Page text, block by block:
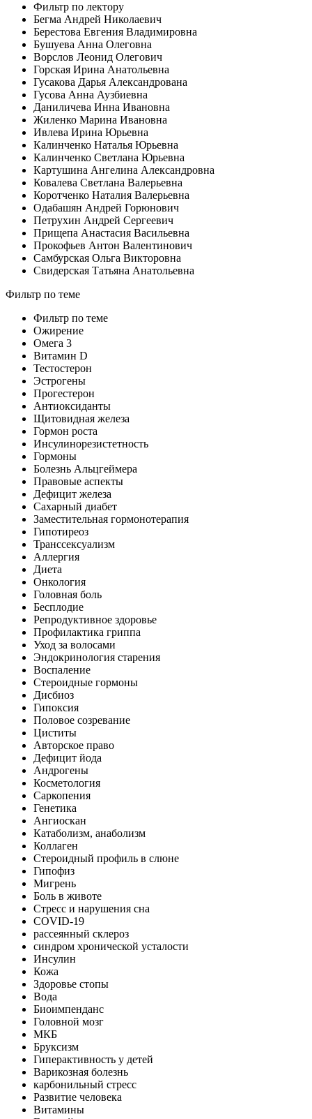
Фильтр по лектору
Бегма Андрей Николаевич
Берестова Евгения Владимировна
Бушуева Анна Олеговна
Ворслов Леонид Олегович
Горская Ирина Анатольевна
Гусакова Дарья Александрована
Гусова Анна Аузбиевна
Даниличева Инна Ивановна
Жиленко Марина Ивановна
Ивлева Ирина Юрьевна
Калинченко Наталья Юрьевна
Калинченко Светлана Юрьевна
Картушина Ангелина Александровна
Ковалева Светлана Валерьевна
Коротченко Наталия Валерьевна
Одабашян Андрей Горюнович
Петрухин Андрей Сергеевич
Прищепа Анастасия Васильевна
Прокофьев Антон Валентинович
Самбурская Ольга Викторовна
Свидерская Татьяна Анатольевна
Фильтр по теме
Фильтр по теме
Ожирение
Омега 3
Витамин D
Тестостерон
Эстрогены
Прогестерон
Антиоксиданты
Щитовидная железа
Гормон роста
Инсулинорезистетность
Гормоны
Болезнь Альцгеймера
Правовые аспекты
Дефицит железа
Сахарный диабет
Заместительная гормонотерапия
Гипотиреоз
Транссексуализм
Аллергия
Диета
Онкология
Головная боль
Бесплодие
Репродуктивное здоровье
Профилактика гриппа
Уход за волосами
Эндокринология старения
Воспаление
Стероидные гормоны
Дисбиоз
Гипоксия
Половое созревание
Циститы
Авторское право
Дефицит йода
Андрогены
Косметология
Саркопения
Генетика
Ангиоскан
Катаболизм, анаболизм
Коллаген
Стероидный профиль в слюне
Гипофиз
Мигрень
Боль в животе
Стресс и нарушения сна
COVID-19
рассеянный склероз
синдром хронической усталости
Инсулин
Кожа
Здоровье стопы
Вода
Биоимпенданс
Головной мозг
МКБ
Бруксизм
Гиперактивность у детей
Варикозная болезнь
карбонильный стресс
Развитие человека
Витамины